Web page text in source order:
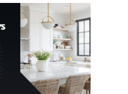
gan B hoặc viêm gan C
sẽ không còn bị mặc
định không đáp ứng tiêu
chuẩn sức khỏe chỉ vì
chi phí điều trị khi nộp hồ
sơ xin visa cư trú.